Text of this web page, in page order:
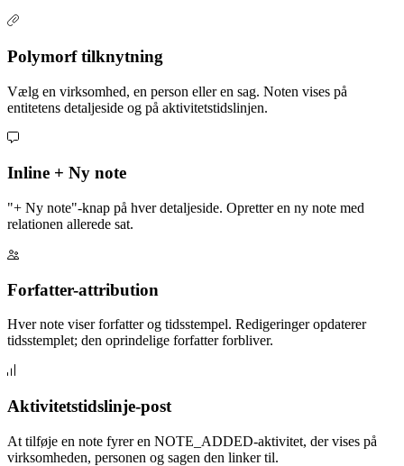
Polymorf tilknytning
Vælg en virksomhed, en person eller en sag. Noten vises på
entitetens detaljeside og på aktivitetstidslinjen.
Inline + Ny note
"+ Ny note"-knap på hver detaljeside. Opretter en ny note med
relationen allerede sat.
Forfatter-attribution
Hver note viser forfatter og tidsstempel. Redigeringer opdaterer
tidsstemplet; den oprindelige forfatter forbliver.
Aktivitetstidslinje-post
At tilføje en note fyrer en NOTE_ADDED-aktivitet, der vises på
virksomheden, personen og sagen den linker til.